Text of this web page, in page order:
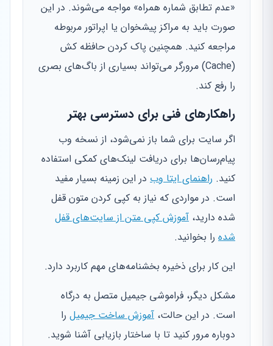
«عدم تطابق شماره همراه» مواجه می‌شوند. در این
صورت باید به مراکز پیشخوان یا اپراتور مربوطه
مراجعه کنید. همچنین پاک کردن حافظه کش
(Cache) مرورگر می‌تواند بسیاری از باگ‌های بصری
را رفع کند.
راهکارهای فنی برای دسترسی بهتر
اگر سایت برای شما باز نمی‌شود، از نسخه وب
پیام‌رسان‌ها برای دریافت لینک‌های کمکی استفاده
کنید. راهنمای ایتا وب در این زمینه بسیار مفید
است. در مواردی که نیاز به کپی کردن متون قفل
شده دارید، آموزش کپی متن از سایت‌های قفل
شده را بخوانید.
این کار برای ذخیره بخشنامه‌های مهم کاربرد دارد.
مشکل دیگر، فراموشی جیمیل متصل به درگاه
است. در این حالت، آموزش ساخت جیمیل را
دوباره مرور کنید تا با ساختار بازیابی آشنا شوید.